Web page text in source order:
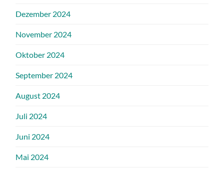
Dezember 2024
November 2024
Oktober 2024
September 2024
August 2024
Juli 2024
Juni 2024
Mai 2024